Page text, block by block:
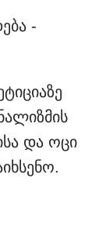
-
და ოცი